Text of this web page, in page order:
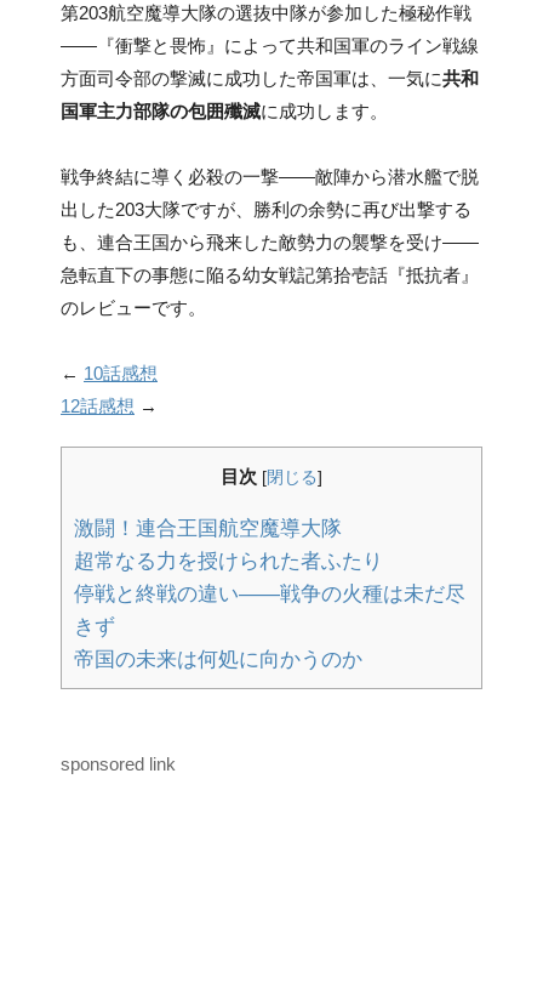
第203航空魔導大隊の選抜中隊が参加した極秘作戦
――『衝撃と畏怖』によって共和国軍のライン戦線
方面司令部の撃滅に成功した帝国軍は、一気に共和
国軍主力部隊の包囲殲滅に成功します。
戦争終結に導く必殺の一撃――敵陣から潜水艦で脱
出した203大隊ですが、勝利の余勢に再び出撃する
も、連合王国から飛来した敵勢力の襲撃を受け――
急転直下の事態に陥る幼女戦記第拾壱話『抵抗者』
のレビューです。
← 10話感想
12話感想 →
目次 [閉じる]
激闘！連合王国航空魔導大隊
超常なる力を授けられた者ふたり
停戦と終戦の違い――戦争の火種は未だ尽
きず
帝国の未来は何処に向かうのか
sponsored link